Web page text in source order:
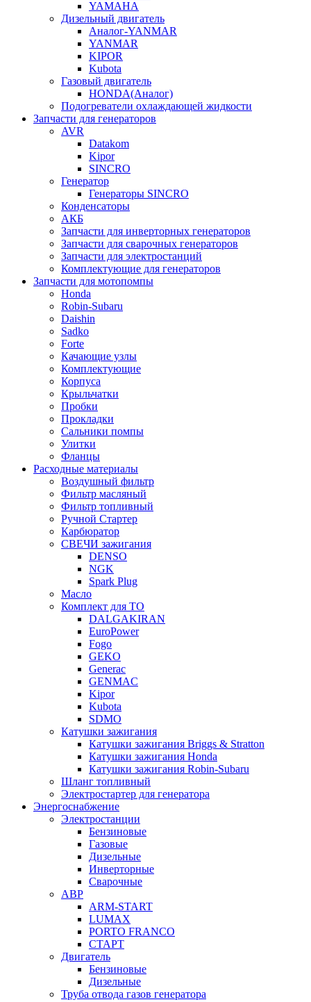
YAMAHA
Дизельный двигатель
Аналог-YANMAR
YANMAR
KIPOR
Kubota
Газовый двигатель
HONDA(Aналог)
Подогреватели охлаждающей жидкости
Запчасти для генераторов
AVR
Datakom
Kipor
SINCRO
Генератор
Генераторы SINCRO
Конденсаторы
АКБ
Запчасти для инверторных генераторов
Запчасти для сварочных генераторов
Запчасти для электростанций
Комплектующие для генераторов
Запчасти для мотопомпы
Honda
Robin-Subaru
Daishin
Sadko
Forte
Качающие узлы
Комплектующие
Корпуса
Крыльчатки
Пробки
Прокладки
Сальники помпы
Улитки
Фланцы
Расходные материалы
Воздушный фильтр
Фильтр масляный
Фильтр топливный
Ручной Стартер
Карбюратор
СВЕЧИ зажигания
DENSO
NGK
Spark Plug
Масло
Комплект для ТО
DALGAKIRAN
EuroPower
Fogo
GEKO
Generac
GENMAC
Kipor
Kubota
SDMO
Катушки зажигания
Катушки зажигания Briggs & Stratton
Катушки зажигания Honda
Катушки зажигания Robin-Subaru
Шланг топливный
Электростартер для генератора
Энергоснабжение
Электростанции
Бензиновые
Газовые
Дизельные
Инверторные
Сварочные
АВР
ARM-START
LUMAX
PORTO FRANCO
СТАРТ
Двигатель
Бензиновые
Дизельные
Труба отвода газов генератора